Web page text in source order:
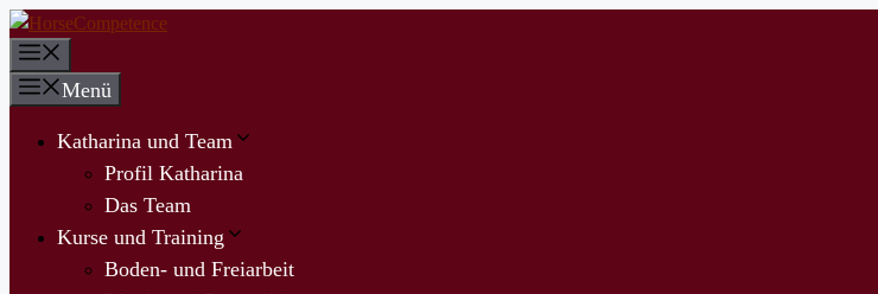
Zum
Inhalt
springenMenü
Katharina und Team
Profil Katharina
Das Team
Kurse und Training
Boden- und Freiarbeit